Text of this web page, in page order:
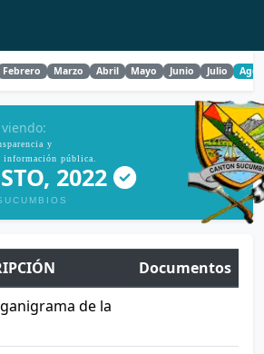
Febrero Marzo Abril Mayo Junio Julio
y
información pública.
2022
Documentos
de la